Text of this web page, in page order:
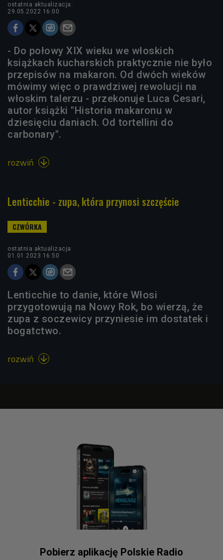
ostatnia aktualizacja:
29.05.2022 16:00
- Do połowy XIX wieku we włoskich
książkach kucharskich praktycznie nie było
przepisów na makaron. Od dwóch wieków
mówimy więc o prawdziwej rewolucji na
włoskim talerzu - przekonuje Luca Cesari,
autor książki "Historia makaronu w
dziesięciu daniach. Od tortellini do
carbonary".
rozwiń 
Lenticchie - zupa, która przynosi szczęście
ostatnia aktualizacja:
01.01.2023 16:50
Lenticchie to danie, które Włosi
przygotowują na Nowy Rok, bo wierzą, że
zupa z soczewicy przyniesie im dostatek i
bogatctwo.
rozwiń 
Pobierz aplikację Polskie Radio